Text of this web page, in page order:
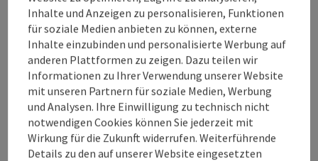
Erlebnis-Bergbau-Runde - Niro-
Pool Runde
StartortAmpflwang im Hausruckwald
Mountainbike-Tour
Dauer: 1h 23m
Länge: 4,9 km
Höhenmeter aufsteigend: 99 m
Inhalte und Anzeigen zu personalisieren, Funktionen
für soziale Medien anbieten zu können, externe
Inhalte einzubinden und personalisierte Werbung auf
anderen Plattformen zu zeigen. Dazu teilen wir
Informationen zu Ihrer Verwendung unserer Website
mit unseren Partnern für soziale Medien, Werbung
und Analysen. Ihre Einwilligung zu technisch nicht
notwendigen Cookies können Sie jederzeit mit
Wirkung für die Zukunft widerrufen. Weiterführende
Details zu den auf unserer Website eingesetzten